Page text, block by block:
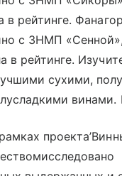
в рейтинге.
с ЗНМП
в рейтинге.
сухими,
винами.